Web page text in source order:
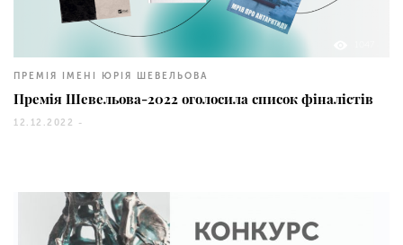
ПРЕМІЯ ІМЕНІ ЮРІЯ ШЕВЕЛЬОВА
Премія Шевельова-2022 оголосила список фіналістів
12.12.2022 -